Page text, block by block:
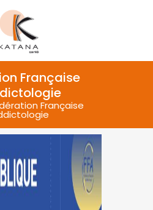
Française
Française